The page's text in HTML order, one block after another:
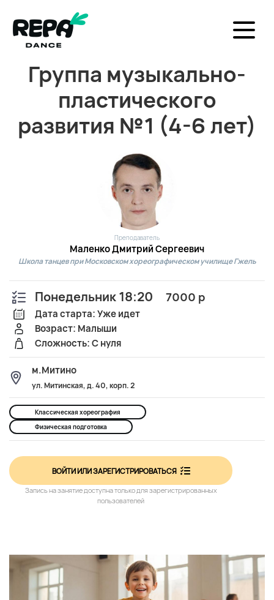
Группа музыкально-
пластического
развития №1 (4-6 лет)
Преподаватель
Маленко Дмитрий Сергеевич
Школа танцев при Московском хореографическом училище Гжель
Понедельник 18:20 7000 р
Дата старта: Уже идет
Возраст: Малыши
Сложность: С нуля
м.Митино
ул. Митинская, д. 40, корп. 2
Классическая хореография
Физическая подготовка
ВОЙТИ ИЛИ ЗАРЕГИСТРИРОВАТЬСЯ
Запись на занятие доступна только для зарегистрированных
пользователей